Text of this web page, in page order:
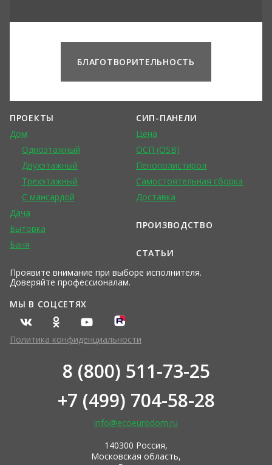
БЛАГОТВОРИТЕЛЬНОСТЬ
ПРОЕКТЫ
Дом
Одноэтажный
Двухэтажный
Трехэтажный
С мансардой
Дача
Бытовка
Баня
Проявите внимание при выборе исполнителя.
Доверяйте профессионалам.
СИП-ПАНЕЛИ
Цена
ОСП (OSB)
Пенополистирол
Самостоятельная сборка
Доставка
ПРОИЗВОДСТВО
СТАТЬИ
МЫ В СОЦСЕТЯХ
Политика конфиденциальности
8 (800) 511-73-25
+7 (499) 704-58-28
info@ecoeurodom.ru
140300 Россия,
Московская область,